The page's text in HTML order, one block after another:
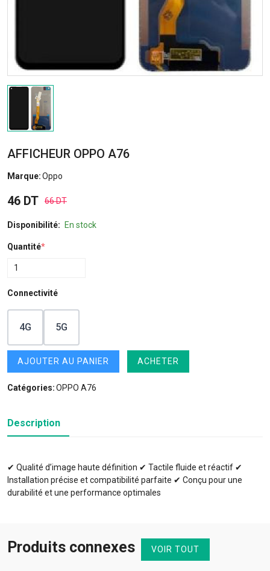
AFFICHEUR OPPO A76
Marque:Oppo
46 DT 66 DT
Disponibilité: En stock
Quantité*
Connectivité
4G 5G
AJOUTER AU PANIER ACHETER
Catégories:OPPO A76
Description
✔ Qualité d’image haute définition ✔ Tactile fluide et réactif ✔
Installation précise et compatibilité parfaite ✔ Conçu pour une
durabilité et une performance optimales
Produits connexes VOIR TOUT